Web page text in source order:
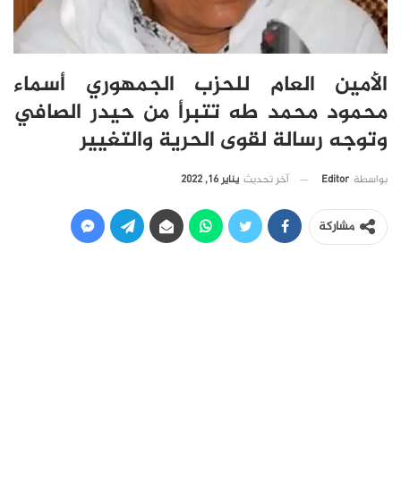
الأمين العام للحزب الجمهوري أسماء
محمود محمد طه تتبرأ من حيدر الصافي
وتوجه رسالة لقوى الحرية والتغيير
بواسطة Editor آخر تحديث يناير 16, 2022
مشاركة